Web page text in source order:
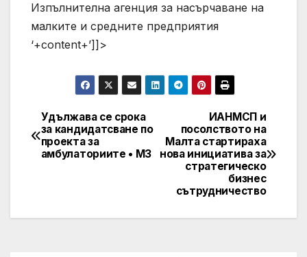
Изпълнителна агенция за насърчаване на
малките и средните предприятия
‘+content+’]]>
Post
navigation
ИАНМСП и
посолството на
Малта стартираха
нова инициатива за
стратегическо
бизнес
сътрудничество
Удължава се срока
за кандидатсване по
проекта за
амбулаториите • МЗ